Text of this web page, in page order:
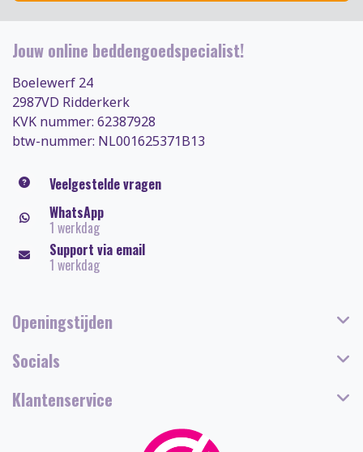
Jouw online beddengoedspecialist!
Boelewerf 24
2987VD Ridderkerk
KVK nummer: 62387928
btw-nummer: NL001625371B13
Veelgestelde vragen
WhatsApp
1 werkdag
Support via email
1 werkdag
Openingstijden
Socials
Klantenservice